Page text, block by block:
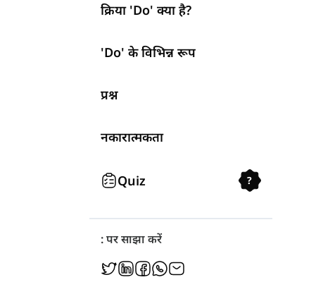
क्रिया 'Do' क्या है?
'Do' के विभिन्न रूप
प्रश्न
नकारात्मकता
Quiz ?
: पर साझा करें